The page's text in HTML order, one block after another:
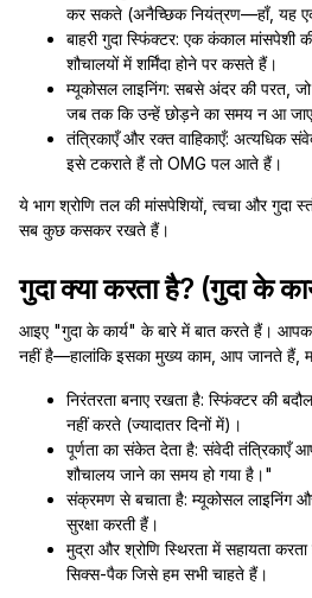
कर सकते (अनैच्छिक नियंत्रण—हाँ, यह
बाहरी गुदा स्फिंक्टर: एक कंकाल मांसपेशी
शौचालयों में शर्मिंदा होने पर कसते हैं।
म्यूकोसल लाइनिंग: सबसे अंदर की परत,
जब तक कि उन्हें छोड़ने का समय न आ
तंत्रिकाएँ और रक्त वाहिकाएँ: अत्यधिक
इसे टकराते हैं तो OMG पल आते हैं।
ये भाग श्रोणि तल की मांसपेशियों, त्वचा और
सब कुछ कसकर रखते हैं।
गुदा क्या करता है? (गुदा के
आइए "गुदा के कार्य" के बारे में बात करते हैं। आपका
नहीं है—हालांकि इसका मुख्य काम, आप जानते हैं,
निरंतरता बनाए रखता है: स्फिंक्टर की
नहीं करते (ज्यादातर दिनों में)।
पूर्णता का संकेत देता है: संवेदी तंत्रिकाएँ
शौचालय जाने का समय हो गया है।"
संक्रमण से बचाता है: म्यूकोसल लाइनिंग और
सुरक्षा करती हैं।
मुद्रा और श्रोणि स्थिरता में सहायता
सिक्स-पैक जिसे हम सभी चाहते हैं।